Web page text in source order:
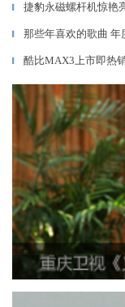
▎ 捷豹永磁螺杆机惊艳
▎ 那些年喜欢的歌曲 年
▎ 酷比MAX3上市即热